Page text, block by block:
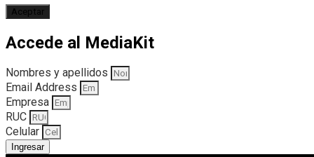
Aceptar
Accede al MediaKit
Nombres y apellidos
Email Address
Empresa
RUC
Celular
Ingresar